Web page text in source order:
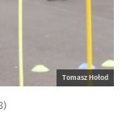
Tomasz Hołod